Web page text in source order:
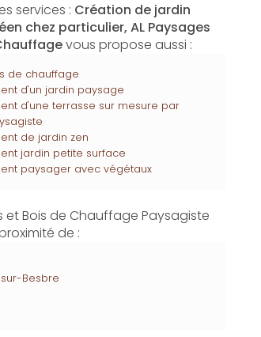
services : Création de jardin
chez particulier, AL Paysages
vous propose aussi :
de chauffage
d'un jardin paysage
d'une terrasse sur mesure par
de jardin zen
jardin petite surface
paysager avec végétaux
et Bois de Chauffage Paysagiste
de :
Besbre